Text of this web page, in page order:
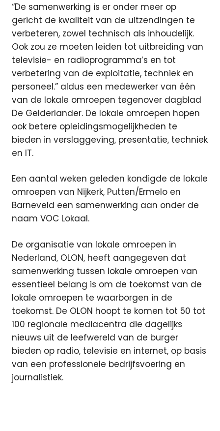
“De samenwerking is er onder meer op
gericht de kwaliteit van de uitzendingen te
verbeteren, zowel technisch als inhoudelijk.
Ook zou ze moeten leiden tot uitbreiding van
televisie- en radioprogramma’s en tot
verbetering van de exploitatie, techniek en
personeel.” aldus een medewerker van één
van de lokale omroepen tegenover dagblad
De Gelderlander. De lokale omroepen hopen
ook betere opleidingsmogelijkheden te
bieden in verslaggeving, presentatie, techniek
en IT.
Een aantal weken geleden kondigde de lokale
omroepen van Nijkerk, Putten/Ermelo en
Barneveld een samenwerking aan onder de
naam VOC Lokaal.
De organisatie van lokale omroepen in
Nederland, OLON, heeft aangegeven dat
samenwerking tussen lokale omroepen van
essentieel belang is om de toekomst van de
lokale omroepen te waarborgen in de
toekomst. De OLON hoopt te komen tot 50 tot
100 regionale mediacentra die dagelijks
nieuws uit de leefwereld van de burger
bieden op radio, televisie en internet, op basis
van een professionele bedrijfsvoering en
journalistiek.